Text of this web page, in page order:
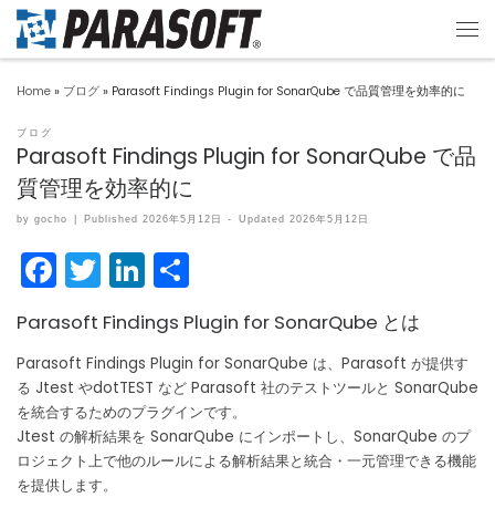
Home » ブログ » Parasoft Findings Plugin for SonarQube で品質管理を効率的に
ブログ
Parasoft Findings Plugin for SonarQube で品
質管理を効率的に
by gocho Published 2026年5月12日 - Updated2026年5月12日
F
a
c
e
b
o
o
T
w
itt
er
Li
n
k
e
dI
n
有
Parasoft Findings Plugin for SonarQube とは
Parasoft Findings Plugin for SonarQube は、Parasoft が提供す
る Jtest やdotTEST など Parasoft 社のテストツールと SonarQube
を統合するためのプラグインです。
Jtest の解析結果を SonarQube にインポートし、SonarQube のプ
ロジェクト上で他のルールによる解析結果と統合・一元管理できる機能
を提供します。